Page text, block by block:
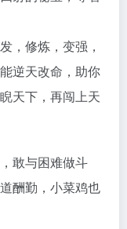
，修炼，变强，
逆天改命，助你
天下，再闯上天
敢与困难做斗
酬勤，小菜鸡也